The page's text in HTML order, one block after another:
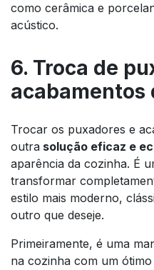
como cerâmica e
acústico.
6. Troca de
acabamentos
Trocar os puxadores e
outra solução eficaz e
aparência da cozinha. É
transformar
estilo mais moderno,
outro que deseje.
Primeiramente, é uma
na cozinha com um